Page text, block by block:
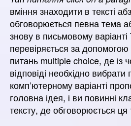
вміння знаходити в тексті
обговорюється певна тема
знову в письмовому
перевіряється за допомогою
питань multiple choice, де із
відповіді необхідно
комп’ютерному варіанті
головна ідея, і ви повинні
тексту, де обговорюється